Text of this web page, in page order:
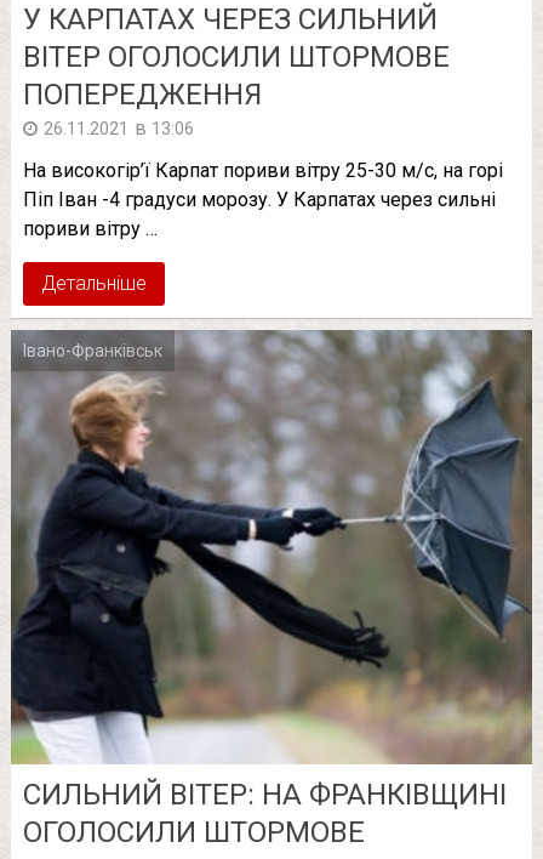
У КАРПАТАХ ЧЕРЕЗ СИЛЬНИЙ
ВІТЕР ОГОЛОСИЛИ ШТОРМОВЕ
ПОПЕРЕДЖЕННЯ
26.11.2021 в 13:06
На високогір’ї Карпат пориви вітру 25-30 м/с, на горі
Піп Іван -4 градуси морозу. У Карпатах через сильні
пориви вітру …
Детальніше
Івано-Франківськ
СИЛЬНИЙ ВІТЕР: НА ФРАНКІВЩИНІ
ОГОЛОСИЛИ ШТОРМОВЕ